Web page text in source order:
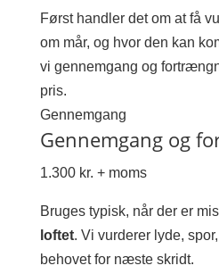
Først handler det om at få
om mår, og hvor den kan
vi gennemgang og
pris.
Gennemgang
Gennemgang og
1.300 kr. + moms
Bruges typisk, når der er
loftet. Vi vurderer lyde,
behovet for næste skridt.